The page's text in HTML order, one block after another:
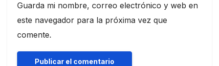
Guarda mi nombre, correo electrónico y web en
este navegador para la próxima vez que
comente.